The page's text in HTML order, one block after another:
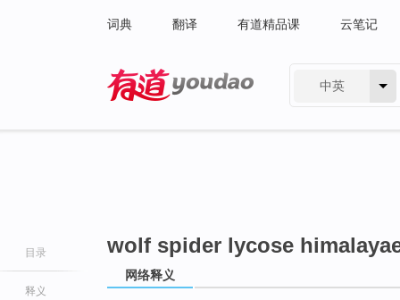
词典 翻译 有道精品课 云笔记
中英
目录
释义
wolf spider lycose
网络释义